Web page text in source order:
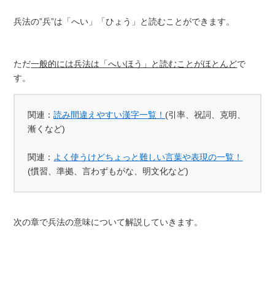
兵法の”兵”は「へい」「ひょう」と読むことができます。
ただ一般的には兵法は「へいほう」と読むことがほとんどで
す。
関連：読み間違えやすい漢字一覧！ (引率、祝詞、克明、
漸くなど)
関連： よく使うけどちょっと難しい言葉や表現の一覧！
(慣習、準拠、言わずもがな、明文化など)
次の章で兵法の意味について解説していきます。